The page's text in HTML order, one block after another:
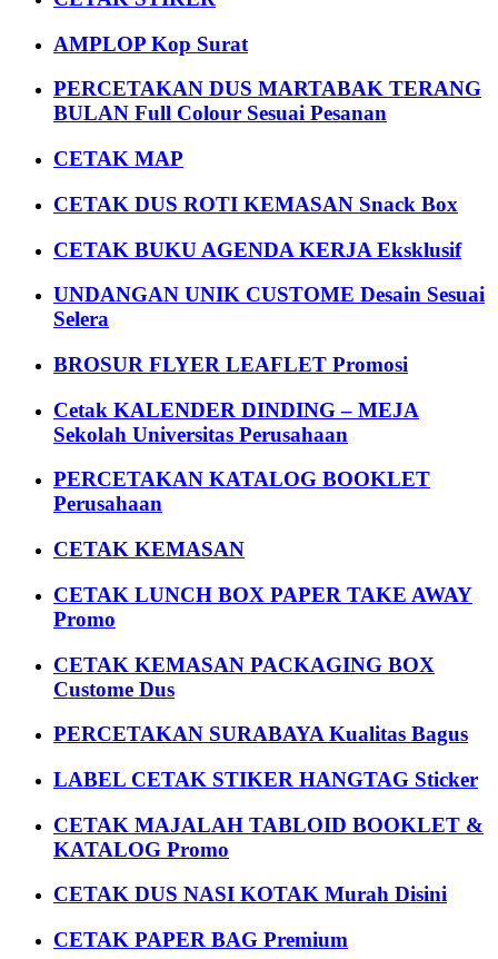
AMPLOP Kop Surat
PERCETAKAN DUS MARTABAK TERANG
BULAN Full Colour Sesuai Pesanan
CETAK MAP
CETAK DUS ROTI KEMASAN Snack Box
CETAK BUKU AGENDA KERJA Eksklusif
UNDANGAN UNIK CUSTOME Desain Sesuai
Selera
BROSUR FLYER LEAFLET Promosi
Cetak KALENDER DINDING – MEJA
Sekolah Universitas Perusahaan
PERCETAKAN KATALOG BOOKLET
Perusahaan
CETAK KEMASAN
CETAK LUNCH BOX PAPER TAKE AWAY
Promo
CETAK KEMASAN PACKAGING BOX
Custome Dus
PERCETAKAN SURABAYA Kualitas Bagus
LABEL CETAK STIKER HANGTAG Sticker
CETAK MAJALAH TABLOID BOOKLET &
KATALOG Promo
CETAK DUS NASI KOTAK Murah Disini
CETAK PAPER BAG Premium